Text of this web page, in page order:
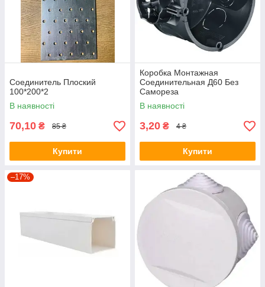
Соединитель Плоский
100*200*2
В наявності
70,10 ₴ 85 ₴
Купити
Коробка Монтажная
Соединительная Д60 Без
Самореза
В наявності
3,20 ₴ 4 ₴
Купити
–17%